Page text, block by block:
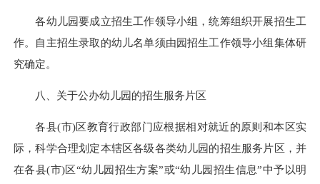
各幼儿园要成立招生工作领导小组，统筹组织开展招生工
作。自主招生录取的幼儿名单须由园招生工作领导小组集体研
究确定。
八、关于公办幼儿园的招生服务片区
各县(市)区教育行政部门应根据相对就近的原则和本区实
际，科学合理划定本辖区各级各类幼儿园的招生服务片区，并
在各县(市)区“幼儿园招生方案”或“幼儿园招生信息”中予以明